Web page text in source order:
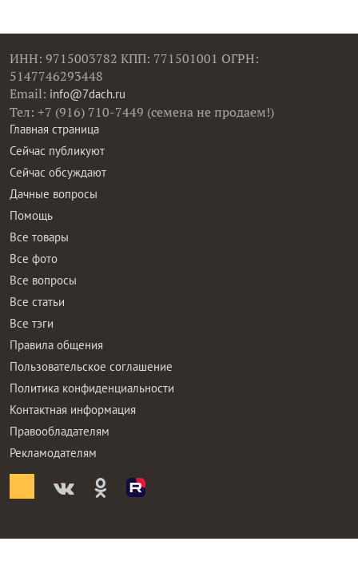
ИНН: 9715003782 КПП: 771501001 ОГРН:
5147746293448
Email: info@7dach.ru
Тел: +7 (916) 710-7449 (семена не продаем!)
Главная страница
Сейчас публикуют
Сейчас обсуждают
Дачные вопросы
Помощь
Все товары
Все фото
Все вопросы
Все статьи
Все тэги
Правила общения
Пользовательское соглашение
Политика конфиденциальности
Контактная информация
Правообладателям
Рекламодателям